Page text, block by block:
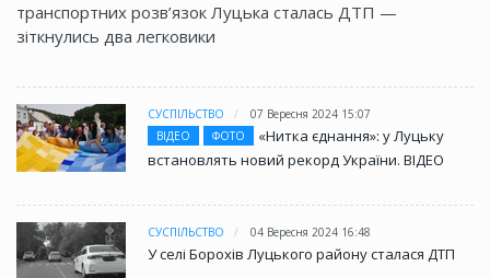
транспортних розв’язок Луцька сталась ДТП —
зіткнулись два легковики
СУСПІЛЬСТВО
07 Вересня 2024 15:07
ВІДЕО
ФОТО
«Нитка єднання»: у Луцьку
встановлять новий рекорд України. ВІДЕО
СУСПІЛЬСТВО 04 Вересня 2024 16:48
У селі Борохів Луцького району сталася ДТП